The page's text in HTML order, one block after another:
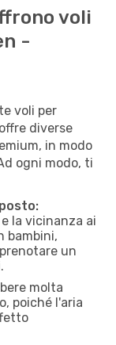
voli
-
voli per
diverse
in modo
ogni modo, ti
la vicinanza ai
bambini,
un
molta
poiché l'aria